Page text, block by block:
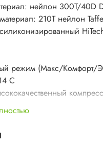
нейлон 300T/40D
210T нейлон
режим (Макс/Комфорт/
С
см
серый или индиго/